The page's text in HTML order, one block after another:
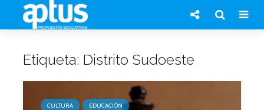
Etiqueta: Distrito Sudoeste
CULTURA EDUCACIÓN